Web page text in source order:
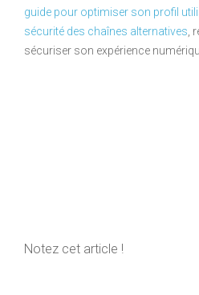
guide pour optimiser son profil
sécurité des chaînes alternatives ,
sécuriser son expérience
Notez cet article !